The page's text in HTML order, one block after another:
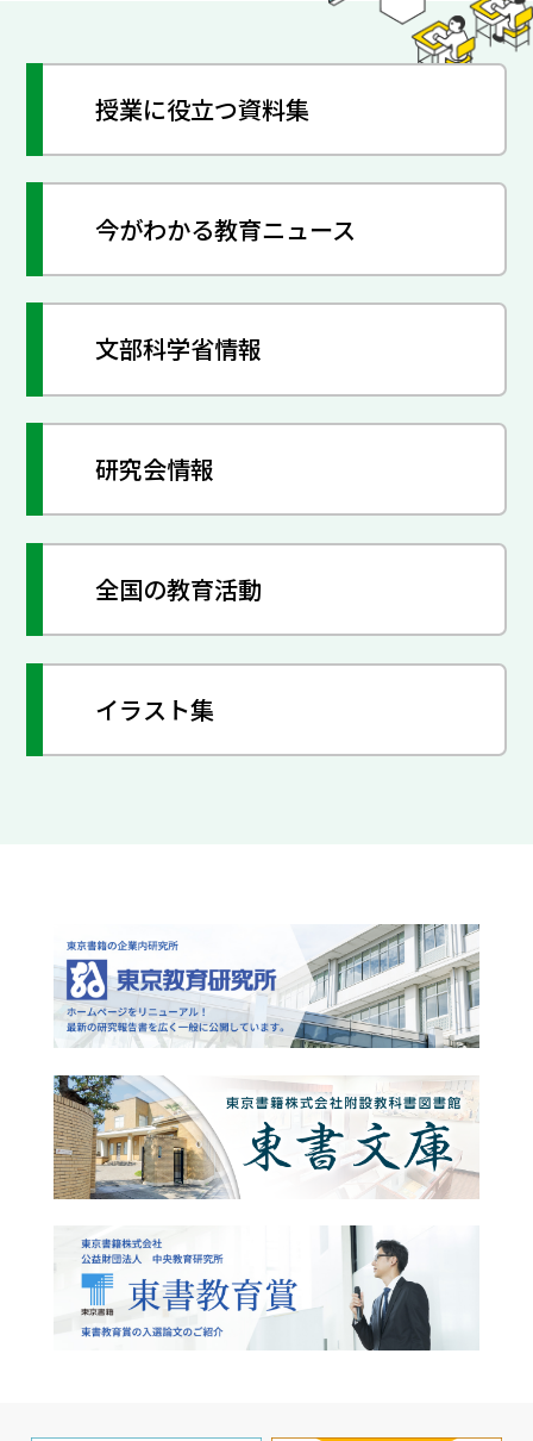
授業に役立つ資料集
今がわかる教育ニュース
文部科学省情報
研究会情報
全国の教育活動
イラスト集